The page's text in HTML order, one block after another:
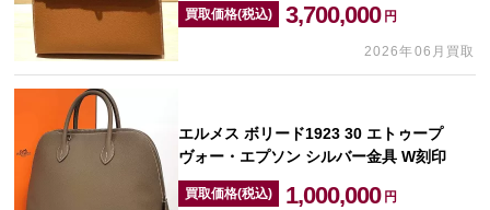
買取価格(税込) 3,700,000 円
2026年06月買取
エルメス ボリード1923 30 エトゥープ
ヴォー・エプソン シルバー金具 W刻印
買取価格(税込) 1,000,000 円